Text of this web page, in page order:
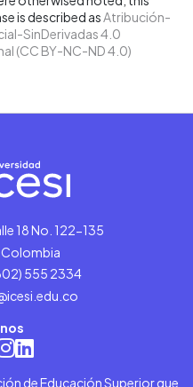
is described asAtribución-
SinDerivadas 4.0
(CC BY-NC-ND 4.0)
18 No. 122-135
Colombia
555 2334
de Educación Superior que